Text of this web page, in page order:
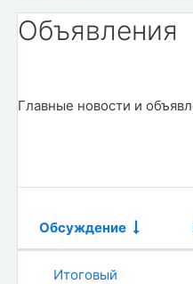
Объявления
Главные новости и
Список
Статус
Обсуждение
Итоговый